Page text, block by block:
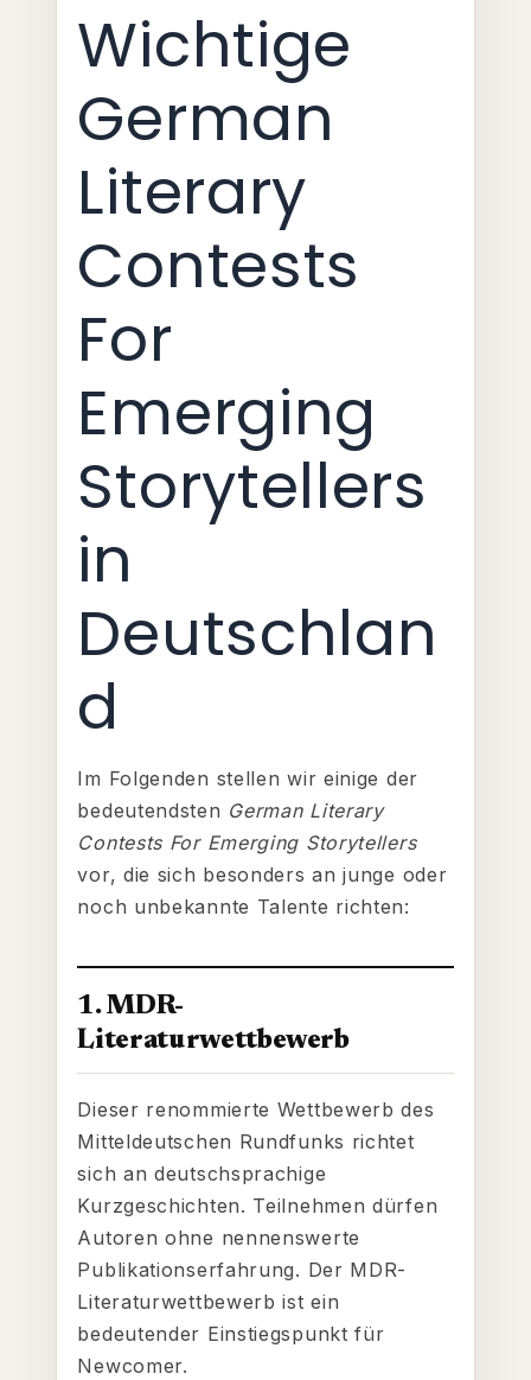
Wichtige
German
Literary
Contests
For
Emerging
Storytellers
in
Deutschlan
d
Im Folgenden stellen wir einige der
bedeutendsten German Literary
Contests For Emerging Storytellers
vor, die sich besonders an junge oder
noch unbekannte Talente richten:
1. MDR-
Literaturwettbewerb
Dieser renommierte Wettbewerb des
Mitteldeutschen Rundfunks richtet
sich an deutschsprachige
Kurzgeschichten. Teilnehmen dürfen
Autoren ohne nennenswerte
Publikationserfahrung. Der MDR-
Literaturwettbewerb ist ein
bedeutender Einstiegspunkt für
Newcomer.